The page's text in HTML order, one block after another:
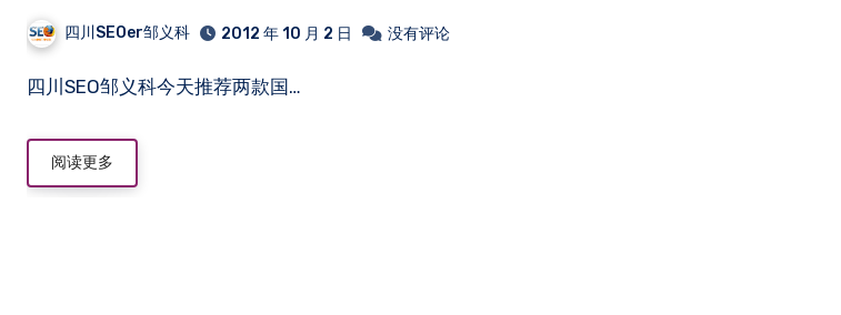
四川SEOer邹义科 2012 年 10 月 2 日 没有评论
四川SEO邹义科今天推荐两款国…
阅读更多